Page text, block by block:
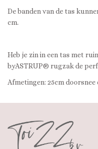
De banden van de tas
cm.
Heb je zin in een tas met
byASTRUP® rugzak de
Afmetingen: 25cm doorsnee